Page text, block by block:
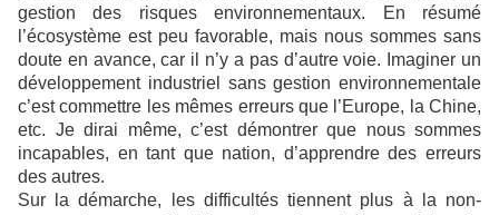
gestion des risques environnementaux. En résumé
l’écosystème est peu favorable, mais nous sommes sans
doute en avance, car il n’y a pas d’autre voie. Imaginer un
développement industriel sans gestion environnementale
c’est commettre les mêmes erreurs que l’Europe, la Chine,
etc. Je dirai même, c’est démontrer que nous sommes
incapables, en tant que nation, d’apprendre des erreurs
des autres.
Sur la démarche, les difficultés tiennent plus à la non-